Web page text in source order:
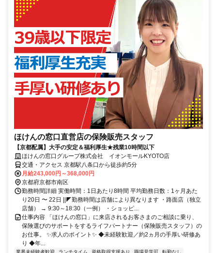
ほけんの窓口直営店の保険販売スタッフ
【京都配属】大手の安定＆福利厚生★残業10時間以下
ほけんの窓口グループ株式会社 イオンモールKYOTO店
交通・アクセス 京都駅八条口から徒歩約5分
月給243,000円～368,000円
京都府京都市南区
勤務時間詳細 実働時間：1日あたり8時間 平均勤務日数：1ヶ月あた
り20日 〜 22日 ||◤勤務時間は店舗により異なります ・路面店（独立
店舗） → 9:30～18:30（一例） ・ショッピ...
仕事内容 「ほけんの窓口」に来店されるお客さまのご相談に乗り、
保険選びのサポートをするライフパートナー（保険販売スタッフ）の
お仕事。 ✨求人のポイント✨ ◆未経験歓迎／約2ヵ月の手厚い研修あ
り ◆年...
業界未経験者歓迎 ランチタイム 資格取得支援あり 職場見学可
転勤なし